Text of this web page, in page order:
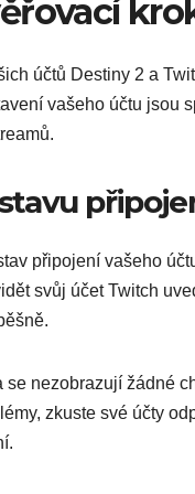
účtů Destiny 2 a
vašeho účtu jsou
připojení vašeho
svůj účet Twitch
se nezobrazují žádné
zkuste své účty